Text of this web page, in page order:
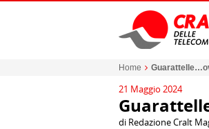
Home
21 Maggio 2024
di Redazione Cralt